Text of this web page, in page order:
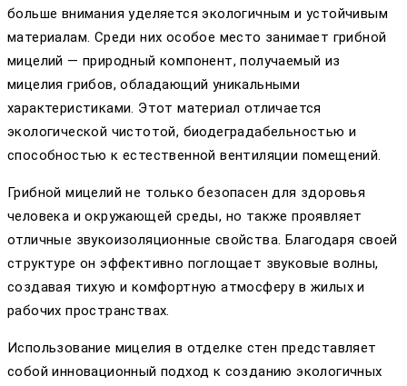
больше внимания уделяется экологичным и устойчивым
материалам. Среди них особое место занимает грибной
мицелий — природный компонент, получаемый из
мицелия грибов, обладающий уникальными
характеристиками. Этот материал отличается
экологической чистотой, биодеградабельностью и
способностью к естественной вентиляции помещений.
Грибной мицелий не только безопасен для здоровья
человека и окружающей среды, но также проявляет
отличные звукоизоляционные свойства. Благодаря своей
структуре он эффективно поглощает звуковые волны,
создавая тихую и комфортную атмосферу в жилых и
рабочих пространствах.
Использование мицелия в отделке стен представляет
собой инновационный подход к созданию экологичных